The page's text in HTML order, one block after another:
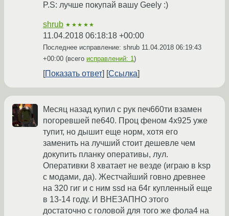
P.S: лучше покупай вашу Geely :)
shrub ★★★★★
11.04.2018 06:18:18 +00:00
Последнее исправление: shrub 11.04.2018 06:19:43
+00:00 (всего исправлений: 1)
Показать ответ Ссылка
Месяц назад купил с рук печ660ти взамен
погоревшей пе640. Проц феном 4х925 уже
тупит, но дышит еще норм, хотя его
заменить на лучший стоит дешевле чем
докупить планку оперативы, лул.
Оперативки 8 хватает не везде (играю в ksp
с модами, да). Жестчайший говно древнее
на 320 гиг и с ним ssd на 64г купленный еще
в 13-14 году. И ВНЕЗАПНО этого
достаточно с головой для того же фола4 на